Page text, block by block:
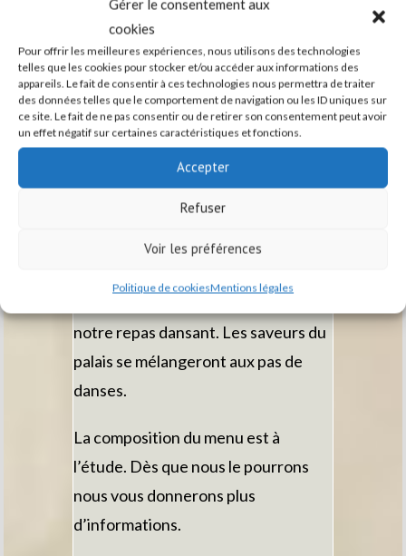
Gérer le consentement aux
cookies
Pour offrir les meilleures expériences, nous utilisons des technologies
telles que les cookies pour stocker et/ou accéder aux informations des
appareils. Le fait de consentir à ces technologies nous permettra de traiter
des données telles que le comportement de navigation ou les ID uniques sur
ce site. Le fait de ne pas consentir ou de retirer son consentement peut avoir
un effet négatif sur certaines caractéristiques et fonctions.
Accepter
Refuser
Voir les préférences
Politique de cookiesMentions légales
C’est ainsi que petit à petit la bugne
s’est inscrite dans une tradition de
cette région, à plusieurs reprises.
Repas dansant"
Dès aujourd’hui
retenez le
notre repas dansant. Les saveurs du
palais se mélangeront aux pas de
danses.
La composition du menu est à
l’étude. Dès que nous le pourrons
nous vous donnerons plus
d’informations.